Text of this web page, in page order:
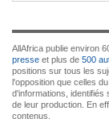
AllAfrica publie environ
presse et plus de 500
positions sur tous les
l'opposition que celles
d'informations, identifiés
de leur production. En
contenus.